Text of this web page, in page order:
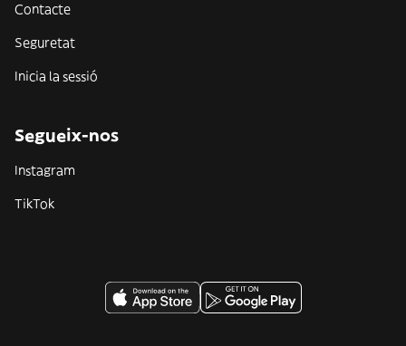
Contacte
Seguretat
Inicia la sessió
Segueix-nos
Instagram
TikTok